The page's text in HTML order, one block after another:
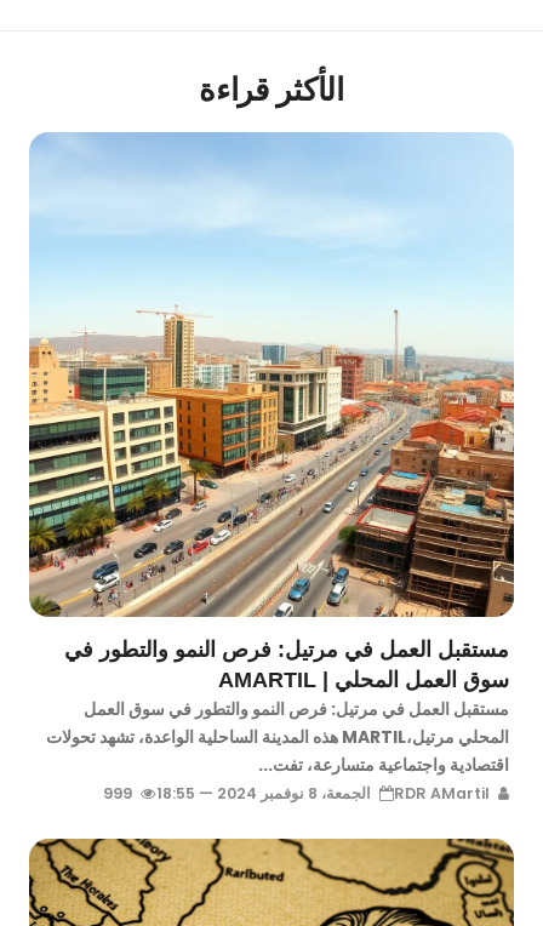
الأكثر قراءة
مستقبل العمل في مرتيل: فرص النمو والتطور في
سوق العمل المحلي | AMARTIL
مستقبل العمل في مرتيل: فرص النمو والتطور في سوق العمل
المحلي مرتيل،MARTIL هذه المدينة الساحلية الواعدة، تشهد تحولات
اقتصادية واجتماعية متسارعة، تفت...
الجمعة، 8 نوفمبر 2024 — 18:55